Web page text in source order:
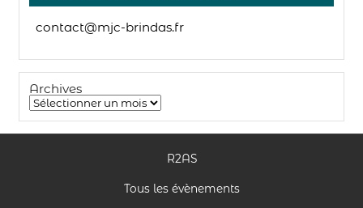
contact@mjc-brindas.fr
Archives
R2AS
Tous les évènements